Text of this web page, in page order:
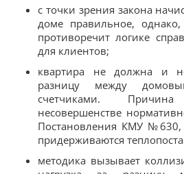
с точки зрения закона
доме правильное,
противоречит логике
для клиентов;
квартира не должна и
разницу между
счетчиками.
несовершенстве
Постановления КМУ №630,
придерживаются
методика вызывает